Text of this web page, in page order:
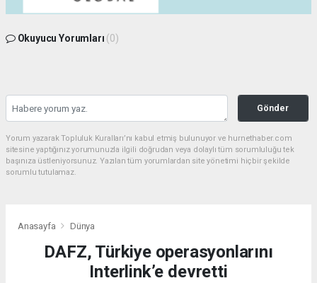
Okuyucu Yorumları (0)
Gönder
Yorum yazarak Topluluk Kuralları’nı kabul etmiş bulunuyor ve hurnethaber.com
sitesine yaptığınız yorumunuzla ilgili doğrudan veya dolaylı tüm sorumluluğu tek
başınıza üstleniyorsunuz. Yazılan tüm yorumlardan site yönetimi hiçbir şekilde
sorumlu tutulamaz.
Anasayfa Dünya
DAFZ, Türkiye operasyonlarını
Interlink’e devretti